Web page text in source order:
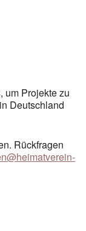
um Projekte zu
Deutschland
Rückfragen